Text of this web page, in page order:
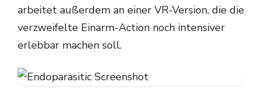
arbeitet außerdem an einer VR-Version, die die
verzweifelte Einarm-Action noch intensiver
erlebbar machen soll.